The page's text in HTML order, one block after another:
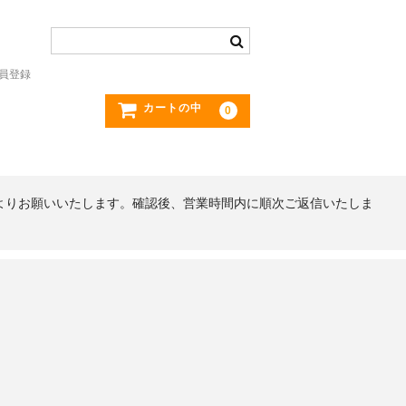
登録
カートの中 0
お願いいたします。確認後、営業時間内に順次ご返信いたしま